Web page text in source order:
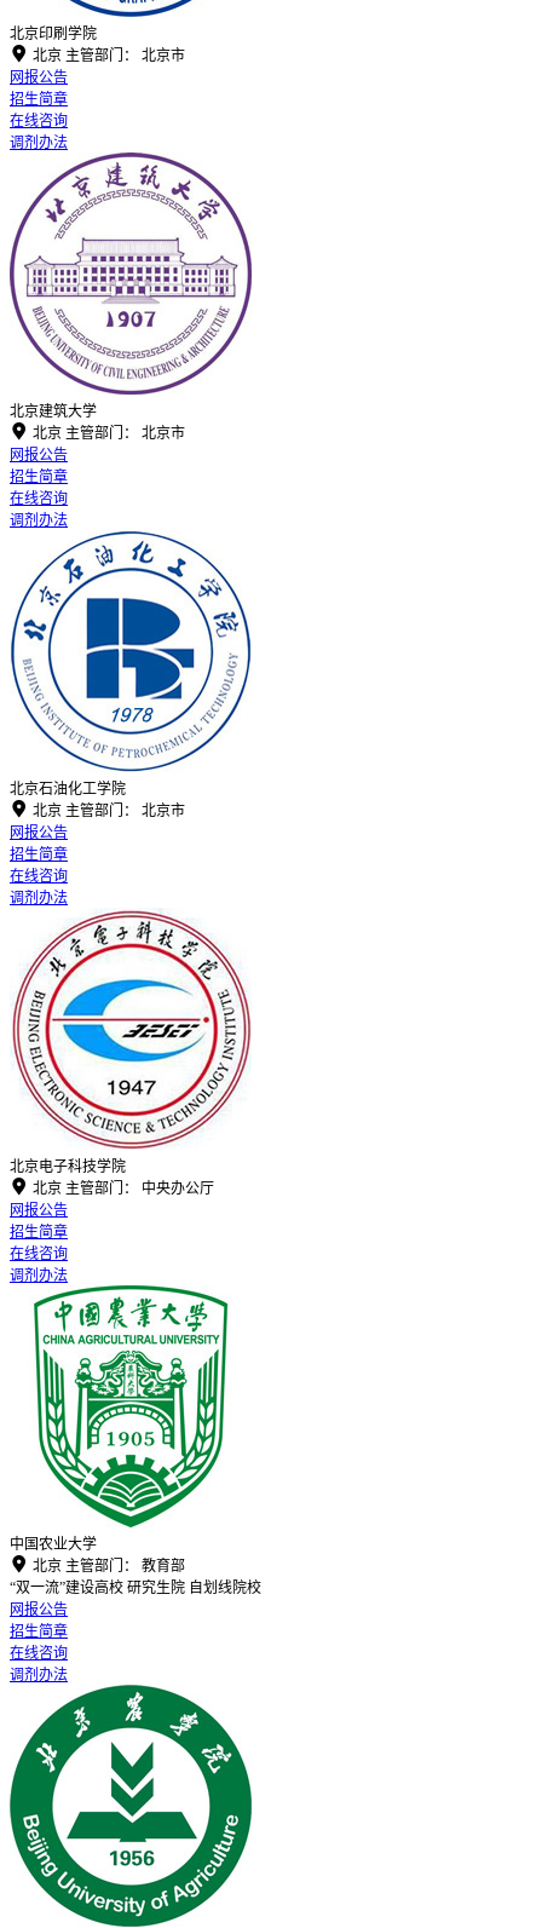
北京印刷学院
 北京 主管部门：
北京市
网报公告
招生简章
在线咨询
调剂办法
北京建筑大学
 北京 主管部门：
北京市
网报公告
招生简章
在线咨询
调剂办法
北京石油化工学院
 北京 主管部门：
北京市
网报公告
招生简章
在线咨询
调剂办法
北京电子科技学院
 北京 主管部门：
中央办公厅
网报公告
招生简章
在线咨询
调剂办法
中国农业大学
 北京 主管部门：
教育部
“双一流”建设高校 研究生院 自划线院校
网报公告
招生简章
在线咨询
调剂办法